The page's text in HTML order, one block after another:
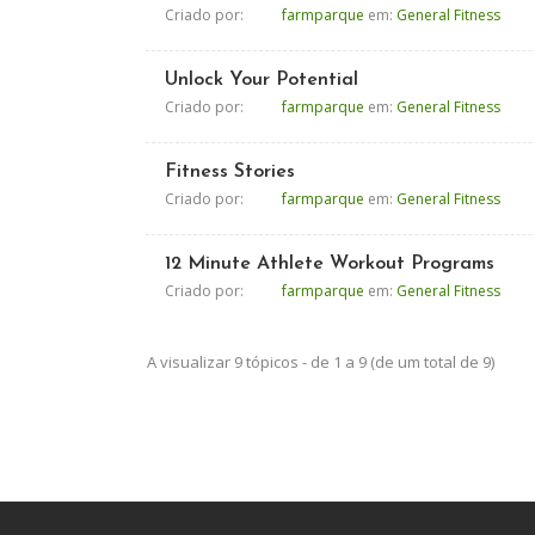
Criado por: farmparque em: General Fitness
Unlock Your Potential
Criado por: farmparque em: General Fitness
Fitness Stories
Criado por: farmparque em: General Fitness
12 Minute Athlete Workout Programs
Criado por: farmparque em: General Fitness
A visualizar 9 tópicos - de 1 a 9 (de um total de 9)